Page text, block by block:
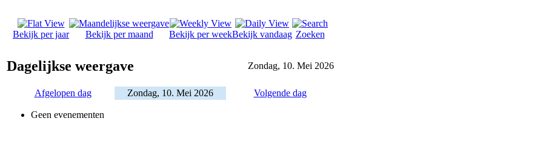
Bekijk per jaar Bekijk per maand Bekijk per weekBekijk vandaag Zoeken
Dagelijkse weergave Zondag, 10. Mei 2026
Afgelopen dag Zondag, 10. Mei 2026 Volgende dag
Geen evenementen